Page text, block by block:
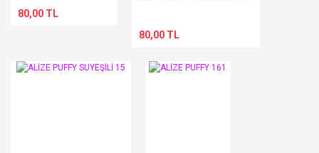
80,00 TL
80,00 TL